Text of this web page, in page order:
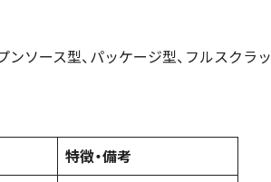
ソース型、パッケージ型、フルスクラッ
特徴・備考